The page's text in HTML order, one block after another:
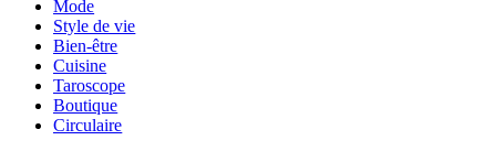
Mode
Style de vie
Bien-être
Cuisine
Taroscope
Boutique
Circulaire